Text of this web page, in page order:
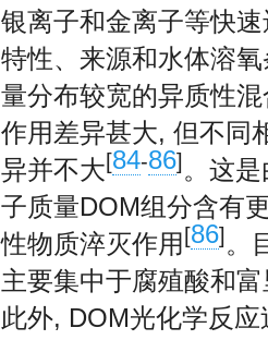
银离子和金离子等快
特性、来源和水体溶
量分布较宽的异质性
作用差异甚大, 但不同
异并不大[84-86] 。这
子质量DOM组分含有
性物质淬灭作用 [86] 。
主要集中于腐殖酸和
此外, DOM光化学反